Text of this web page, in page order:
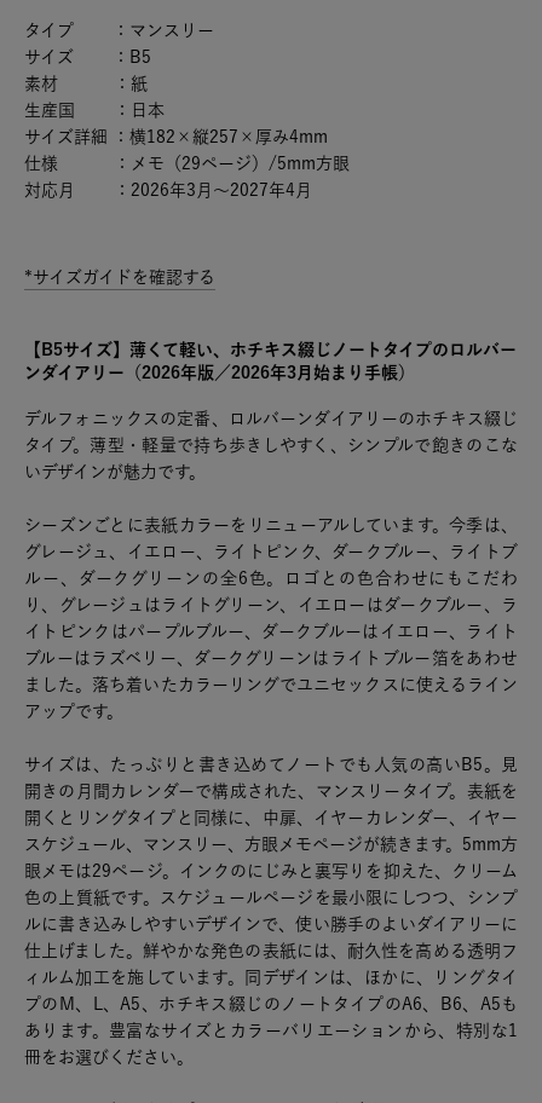
タイプ ：マンスリー
サイズ ：B5
素材 ：紙
生産国 ：日本
サイズ詳細 ：横182×縦257×厚み4mm
仕様 ：メモ（29ページ）/5mm方眼
対応月 ：2026年3月～2027年4月
*サイズガイドを確認する
【B5サイズ】薄くて軽い、ホチキス綴じノートタイプのロルバー
ンダイアリー（2026年版／2026年3月始まり手帳）
デルフォニックスの定番、ロルバーンダイアリーのホチキス綴じ
タイプ。薄型・軽量で持ち歩きしやすく、シンプルで飽きのこな
いデザインが魅力です。
シーズンごとに表紙カラーをリニューアルしています。今季は、
グレージュ、イエロー、ライトピンク、ダークブルー、ライトブ
ルー、ダークグリーンの全6色。ロゴとの色合わせにもこだわ
り、グレージュはライトグリーン、イエローはダークブルー、ラ
イトピンクはパープルブルー、ダークブルーはイエロー、ライト
ブルーはラズベリー、ダークグリーンはライトブルー箔をあわせ
ました。落ち着いたカラーリングでユニセックスに使えるライン
アップです。
サイズは、たっぷりと書き込めてノートでも人気の高いB5。見
開きの月間カレンダーで構成された、マンスリータイプ。表紙を
開くとリングタイプと同様に、中扉、イヤーカレンダー、イヤー
スケジュール、マンスリー、方眼メモページが続きます。5mm方
眼メモは29ページ。インクのにじみと裏写りを抑えた、クリーム
色の上質紙です。スケジュールページを最小限にしつつ、シンプ
ルに書き込みしやすいデザインで、使い勝手のよいダイアリーに
仕上げました。鮮やかな発色の表紙には、耐久性を高める透明フ
ィルム加工を施しています。同デザインは、ほかに、リングタイ
プのM、L、A5、ホチキス綴じのノートタイプのA6、B6、A5も
あります。豊富なサイズとカラーバリエーションから、特別な1
冊をお選びください。